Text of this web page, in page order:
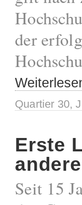
der
Quartier 30,
Erste
Seit 15